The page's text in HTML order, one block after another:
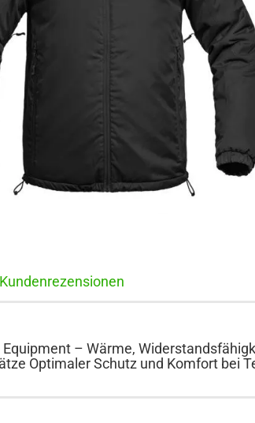
Kundenrezensionen
Equipment – Wärme,
Optimaler Schutz und Komfort bei